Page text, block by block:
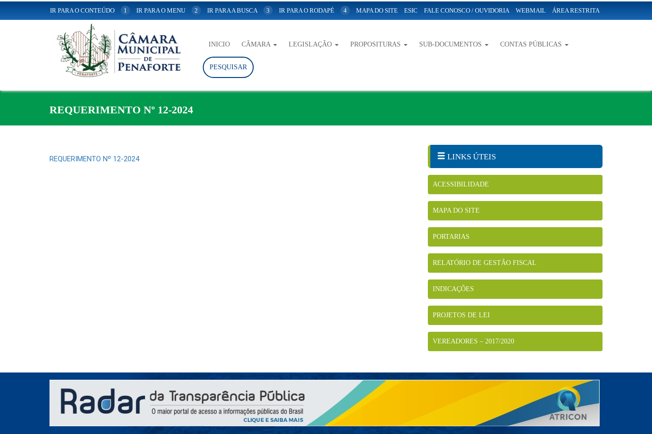
IR PARA O CONTEÚDO 1 IR PARA O MENU 2 IR PARA A BUSCA 3 IR PARA O RODAPÉ 4 MAPA DO SITE ESIC FALE CONOSCO / OUVIDORIA WEBMAIL ÁREA RESTRITA
INICIO CÂMARA LEGISLAÇÃO PROPOSITURAS SUB-DOCUMENTOS CONTAS PÚBLICAS
PESQUISAR
REQUERIMENTO Nº 12-2024
REQUERIMENTO Nº 12-2024 LINKS ÚTEIS
ACESSIBILIDADE
MAPA DO SITE
PORTARIAS
RELATÓRIO DE GESTÃO FISCAL
INDICAÇÕES
PROJETOS DE LEI
VEREADORES – 2017/2020